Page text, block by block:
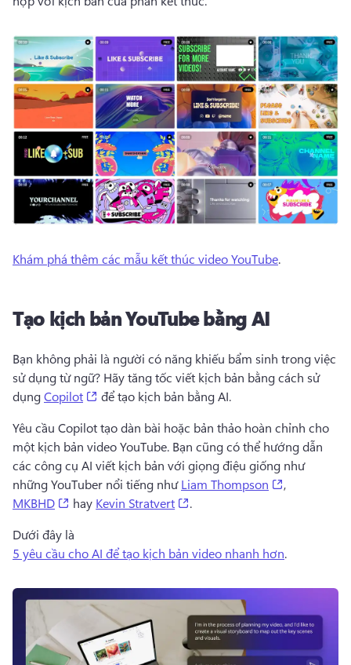
Khám phá thêm các mẫu kết thúc video YouTube.
Tạo kịch bản YouTube bằng AI
Bạn không phải là người có năng khiếu bẩm sinh trong việc
sử dụng từ ngữ? Hãy tăng tốc viết kịch bản bằng cách sử
dụng Copilot (opens in a new tab)
để tạo kịch bản bằng AI.
Yêu cầu Copilot tạo dàn bài hoặc bản thảo hoàn chỉnh cho
một kịch bản video YouTube. Bạn cũng có thể hướng dẫn
các công cụ AI viết kịch bản với giọng điệu giống như
những YouTuber nổi tiếng như Liam Thompson
,
MKBHD
(opens in a new tab)
hay Kevin Stratvert
.
Dưới đây là
5 yêu cầu cho AI để tạo kịch bản video nhanh hơn.